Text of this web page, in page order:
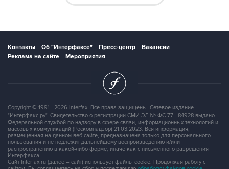
Контакты Об "Интерфаксе" Пресс-центр
Вакансии
Реклама на сайте
Мероприятия
Copyright © 1991—2026 Interfax. Все права защищены. Сетевое издание
"Интерфакс.ру". Свидетельство о регистрации СМИ ЭЛ № ФС 77 - 84928 выдано
Федеральной службой по надзору в сфере связи, информационных технологий и
массовых коммуникаций (Роскомнадзор) 21.03.2023. Вся информация,
размещенная на данном веб-сайте, предназначена только для персонального
пользования и не подлежит дальнейшему воспроизведению и/или
распространению в какой-либо форме, иначе как с письменного разрешения
Интерфакса.
Сайт Interfax.ru (далее – сайт) использует файлы cookie. Продолжая работу с